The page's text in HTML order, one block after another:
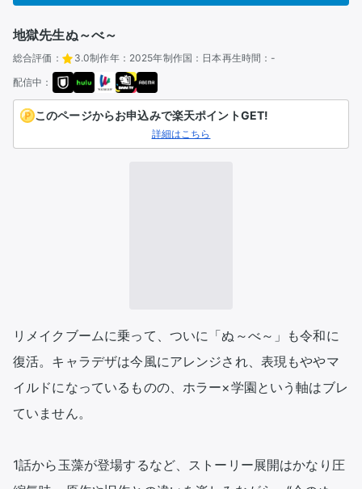
地獄先生ぬ～べ～
総合評価： 3.0制作年： 2025年制作国： 日本再生時間： -
配信中：
このページからお申込みで楽天ポイントGET!
詳細はこちら
リメイクブームに乗って、ついに「ぬ～べ～」も令和に
復活。キャラデザは今風にアレンジされ、表現もややマ
イルドになっているものの、ホラー×学園という軸はブレ
ていません。
1話から玉藻が登場するなど、ストーリー展開はかなり圧